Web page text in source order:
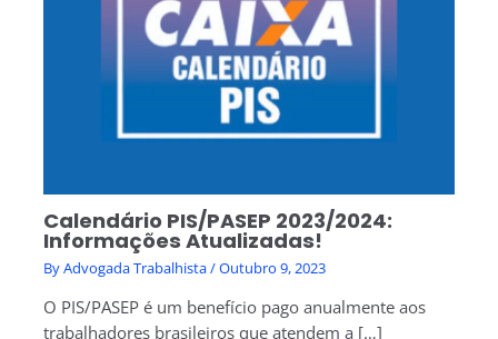
Calendário PIS/PASEP 2023/2024:
Informações Atualizadas!
ByAdvogada Trabalhista/Outubro 9, 2023
O PIS/PASEP é um benefício pago anualmente aos
trabalhadores brasileiros que atendem a […]